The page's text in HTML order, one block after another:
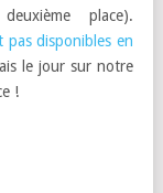
place).
pas disponibles en
le jour sur notre
!